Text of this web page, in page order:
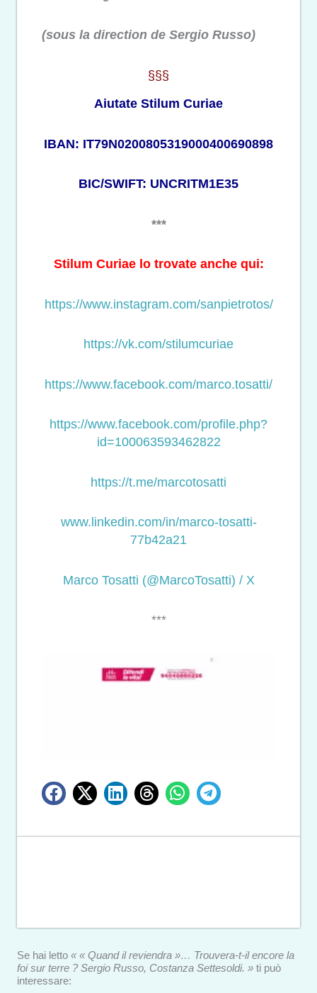
(sous la direction de Sergio Russo)
§§§
Aiutate Stilum Curiae
IBAN: IT79N0200805319000400690898
BIC/SWIFT: UNCRITM1E35
***
Stilum Curiae lo trovate anche qui:
https://www.instagram.com/sanpietrotos/
https://vk.com/stilumcuriae
https://www.facebook.com/marco.tosatti/
https://www.facebook.com/profile.php?
id=100063593462822
https://t.me/marcotosatti
www.linkedin.com/in/marco-tosatti-
77b42a21
Marco Tosatti (@MarcoTosatti) / X
***
Se hai letto « « Quand il reviendra »… Trouvera-t-il encore la
foi sur terre ? Sergio Russo, Costanza Settesoldi. » ti può
interessare: